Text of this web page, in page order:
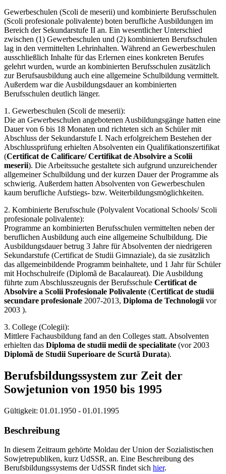
Gewerbeschulen (Scoli de meserii) und kombinierte Berufsschulen
(Scoli profesionale polivalente) boten berufliche Ausbildungen im
Bereich der Sekundarstufe II an. Ein wesentlicher Unterschied
zwischen (1) Gewerbeschulen und (2) kombinierten Berufsschulen
lag in den vermittelten Lehrinhalten. Während an Gewerbeschulen
ausschließlich Inhalte für das Erlernen eines konkreten Berufes
gelehrt wurden, wurde an kombinierten Berufsschulen zusätzlich
zur Berufsausbildung auch eine allgemeine Schulbildung vermittelt.
Außerdem war die Ausbildungsdauer an kombinierten
Berufsschulen deutlich länger.
1. Gewerbeschulen (Scoli de meserii):
Die an Gewerbeschulen angebotenen Ausbildungsgänge hatten eine
Dauer von 6 bis 18 Monaten und richteten sich an Schüler mit
Abschluss der Sekundarstufe I. Nach erfolgreichem Bestehen der
Abschlussprüfung erhielten Absolventen ein Qualifikationszertifikat
(Certificat de Calificare/ Certifikat de Absolvire a Scolii
meserii). Die Arbeitssuche gestaltete sich aufgrund unzureichender
allgemeiner Schulbildung und der kurzen Dauer der Programme als
schwierig. Außerdem hatten Absolventen von Gewerbeschulen
kaum berufliche Aufstiegs- bzw. Weiterbildungsmöglichkeiten.
2. Kombinierte Berufsschule (Polyvalent Vocational Schools/ Scoli
profesionale polivalente):
Programme an kombinierten Berufsschulen vermittelten neben der
beruflichen Ausbildung auch eine allgemeine Schulbildung. Die
Ausbildungsdauer betrug 3 Jahre für Absolventen der niedrigeren
Sekundarstufe (Certificat de Studii Gimnaziale), da sie zusätzlich
das allgemeinbildende Programm beinhaltete, und 1 Jahr für Schüler
mit Hochschulreife (Diplomã de Bacalaureat). Die Ausbildung
führte zum Abschlusszeugnis der Berufsschule Certificat de
Absolvire a Scolii Profesionale Polivalente (Certificat de studii
secundare profesionale 2007-2013, Diploma de Technologii vor
2003 ).
3. College (Colegii):
Mittlere Fachausbildung fand an den Colleges statt. Absolventen
erhielten das Diploma de studii medii de specialitate (vor 2003
Diplomă de Studii Superioare de Scurtă Durata).
Berufsbildungssystem zur Zeit der
Sowjetunion von 1950 bis 1995
Gültigkeit: 01.01.1950 - 01.01.1995
Beschreibung
In diesem Zeitraum gehörte Moldau der Union der Sozialistischen
Sowjetrepubliken, kurz UdSSR, an. Eine Beschreibung des
Berufsbildungssystems der UdSSR findet sich hier.